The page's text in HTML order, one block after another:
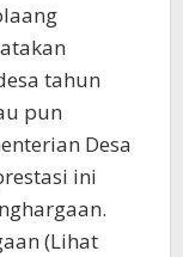
tahun
pun
Desa
ini
(Lihat